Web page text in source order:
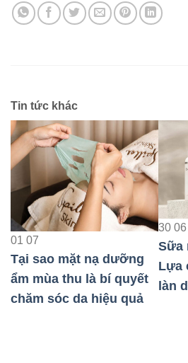
Tin tức khác
01 07
Tại sao mặt nạ dưỡng
ẩm mùa thu là bí quyết
chăm sóc da hiệu quả
30 06
Sữa
Lựa
làn